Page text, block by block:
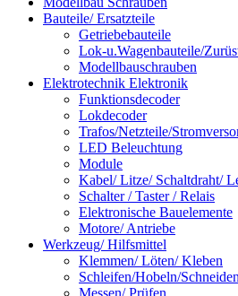
Bauteile/ Ersatzteile
Getriebebauteile
Lok-u.Wagenbauteile/
Modellbauschrauben
Elektrotechnik Elektronik
Funktionsdecoder
Lokdecoder
Trafos/Netzteile/
LED Beleuchtung
Module
Kabel/ Litze/ Schaltdraht/
Schalter / Taster / Relais
Elektronische Bauelemente
Motore/ Antriebe
Werkzeug/ Hilfsmittel
Klemmen/ Löten/ Kleben
Schleifen/Hobeln/
Messen/ Prüfen